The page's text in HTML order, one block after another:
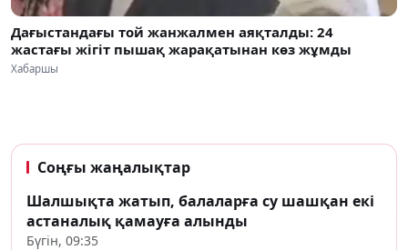
Дағыстандағы той жанжалмен аяқталды: 24
жастағы жігіт пышақ жарақатынан көз жұмды
Хабаршы
Соңғы жаңалықтар
Шалшықта жатып, балаларға су шашқан екі
астаналық қамауға алынды
Бүгін, 09:35